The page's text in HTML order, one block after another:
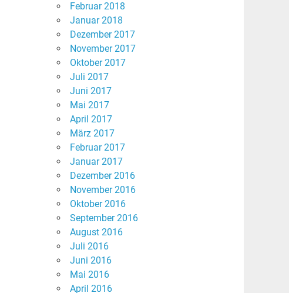
Februar 2018
Januar 2018
Dezember 2017
November 2017
Oktober 2017
Juli 2017
Juni 2017
Mai 2017
April 2017
März 2017
Februar 2017
Januar 2017
Dezember 2016
November 2016
Oktober 2016
September 2016
August 2016
Juli 2016
Juni 2016
Mai 2016
April 2016